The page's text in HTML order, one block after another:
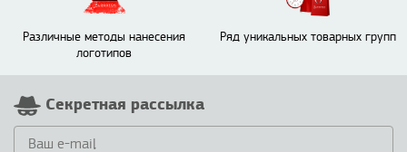
Различные методы нанесения
логотипов
Ряд уникальных товарных групп
Секретная рассылка